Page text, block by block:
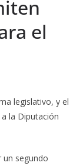
el
legislativo, y el
la Diputación
un segundo